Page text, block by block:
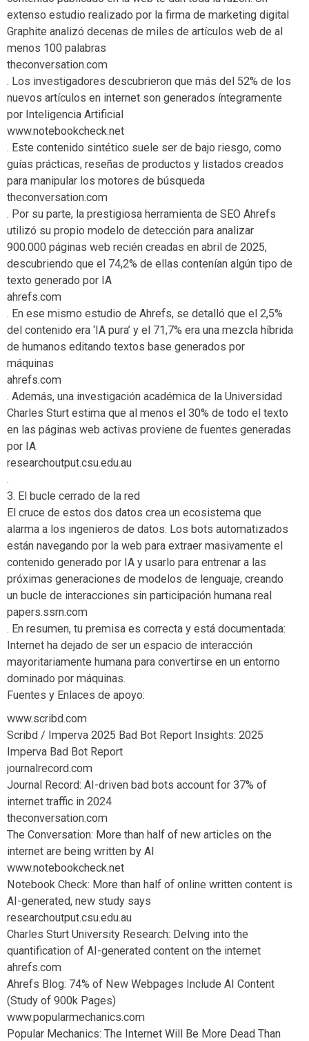
extenso estudio realizado por la firma de marketing digital
Graphite analizó decenas de miles de artículos web de al
menos 100 palabras
theconversation.com
. Los investigadores descubrieron que más del 52% de los
nuevos artículos en internet son generados íntegramente
por Inteligencia Artificial
www.notebookcheck.net
. Este contenido sintético suele ser de bajo riesgo, como
guías prácticas, reseñas de productos y listados creados
para manipular los motores de búsqueda
theconversation.com
. Por su parte, la prestigiosa herramienta de SEO Ahrefs
utilizó su propio modelo de detección para analizar
900.000 páginas web recién creadas en abril de 2025,
descubriendo que el 74,2% de ellas contenían algún tipo de
texto generado por IA
ahrefs.com
. En ese mismo estudio de Ahrefs, se detalló que el 2,5%
del contenido era ‘IA pura’ y el 71,7% era una mezcla híbrida
de humanos editando textos base generados por
máquinas
ahrefs.com
. Además, una investigación académica de la Universidad
Charles Sturt estima que al menos el 30% de todo el texto
en las páginas web activas proviene de fuentes generadas
por IA
researchoutput.csu.edu.au
.
3. El bucle cerrado de la red
El cruce de estos dos datos crea un ecosistema que
alarma a los ingenieros de datos. Los bots automatizados
están navegando por la web para extraer masivamente el
contenido generado por IA y usarlo para entrenar a las
próximas generaciones de modelos de lenguaje, creando
un bucle de interacciones sin participación humana real
papers.ssrn.com
. En resumen, tu premisa es correcta y está documentada:
Internet ha dejado de ser un espacio de interacción
mayoritariamente humana para convertirse en un entorno
dominado por máquinas.
Fuentes y Enlaces de apoyo:
www.scribd.com
Scribd / Imperva 2025 Bad Bot Report Insights: 2025
Imperva Bad Bot Report
journalrecord.com
Journal Record: AI-driven bad bots account for 37% of
internet traffic in 2024
theconversation.com
The Conversation: More than half of new articles on the
internet are being written by AI
www.notebookcheck.net
Notebook Check: More than half of online written content is
AI-generated, new study says
researchoutput.csu.edu.au
Charles Sturt University Research: Delving into the
quantification of AI-generated content on the internet
ahrefs.com
Ahrefs Blog: 74% of New Webpages Include AI Content
(Study of 900k Pages)
www.popularmechanics.com
Popular Mechanics: The Internet Will Be More Dead Than